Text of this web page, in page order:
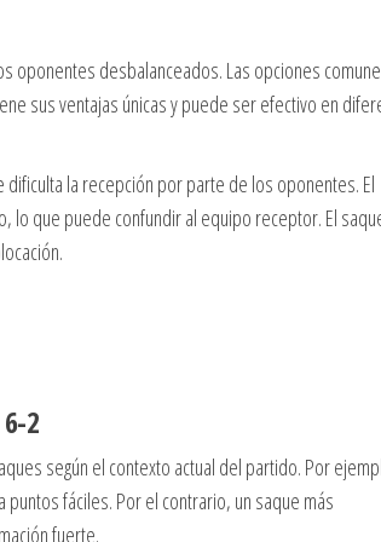
oponentes desbalanceados. Las opciones
sus ventajas únicas y puede ser efectivo en
la recepción por parte de los oponentes. El
que puede confundir al equipo receptor. El
2
según el contexto actual del partido. Por
fáciles. Por el contrario, un saque más
fuerte.